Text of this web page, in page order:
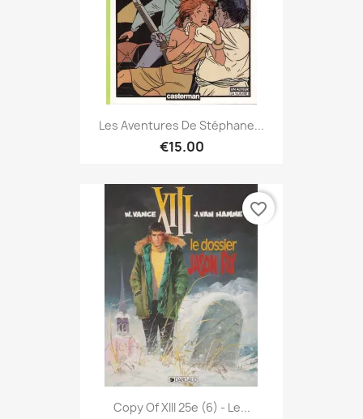
Les Aventures De Stéphane...
€15.00
Copy Of XIII 25e (6) - Le...
favorite_border